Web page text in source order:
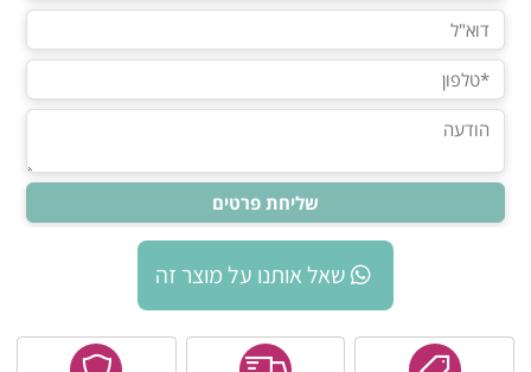
שאל אותנו על מוצר זה